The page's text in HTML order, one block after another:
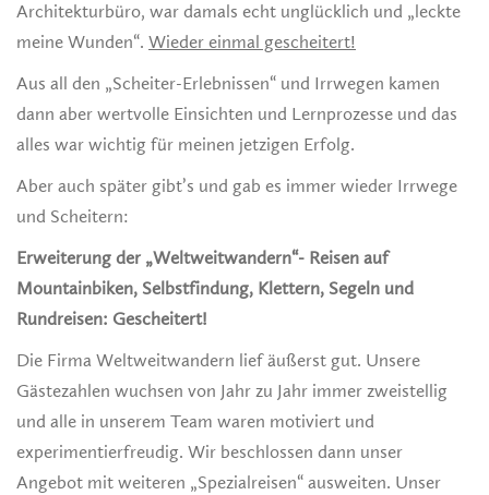
Architekturbüro, war damals echt unglücklich und „leckte
meine Wunden“. Wieder einmal gescheitert!
Aus all den „Scheiter-Erlebnissen“ und Irrwegen kamen
dann aber wertvolle Einsichten und Lernprozesse und das
alles war wichtig für meinen jetzigen Erfolg.
Aber auch später gibt’s und gab es immer wieder Irrwege
und Scheitern:
Erweiterung der „Weltweitwandern“- Reisen auf
Mountainbiken, Selbstfindung, Klettern, Segeln und
Rundreisen: Gescheitert!
Die Firma Weltweitwandern lief äußerst gut. Unsere
Gästezahlen wuchsen von Jahr zu Jahr immer zweistellig
und alle in unserem Team waren motiviert und
experimentierfreudig. Wir beschlossen dann unser
Angebot mit weiteren „Spezialreisen“ ausweiten. Unser